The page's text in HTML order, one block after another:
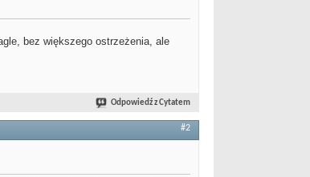
bez większego ostrzeżenia, ale
Odpowiedź z Cytatem
#2